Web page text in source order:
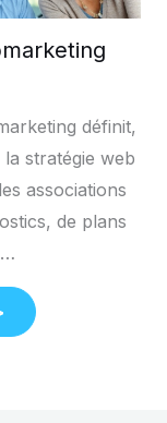
définit,
stratégie web
associations
de plans